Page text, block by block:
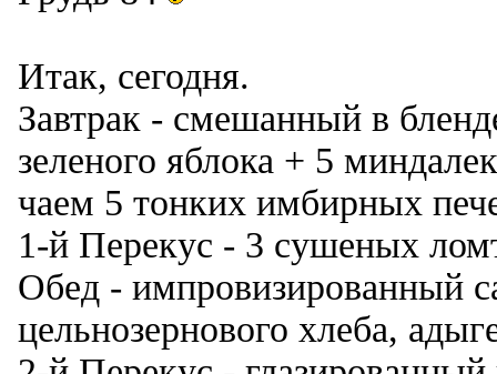
Итак, сегодня.
Завтрак - смешанный в
зеленого яблока + 5
чаем 5 тонких имбирных
1-й Перекус - 3 сушеных
Обед - импровизированный
цельнозернового хлеба,